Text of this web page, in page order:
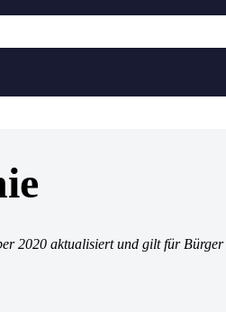
2020 aktualisiert und gilt für Bürger